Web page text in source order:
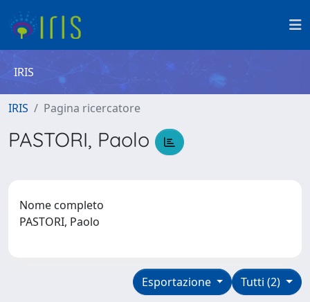
IRIS
IRIS Pagina ricercatore
PASTORI, Paolo
Nome completo
PASTORI, Paolo
Tutti (2)
Esportazione